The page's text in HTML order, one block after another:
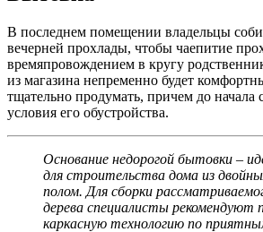
В последнем помещении владельцы
вечерней прохлады, чтобы чаепитие
времяпровождением в кругу
из магазина непременно будет
тщательно продумать, причем до начала
условия его обустройства.
Основание недорогой бытовки –
для строительства дома из
полом. Для сборки
дерева специалисты рекомендуют
каркасную технологию по